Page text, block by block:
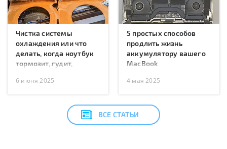
Чистка системы
охлаждения или что
делать, когда ноутбук
тормозит, гудит,
перезагружается?
6 июня 2025
5 простых способов
продлить жизнь
аккумулятору вашего
MacBook
4 мая 2025
ВСЕ СТАТЬИ